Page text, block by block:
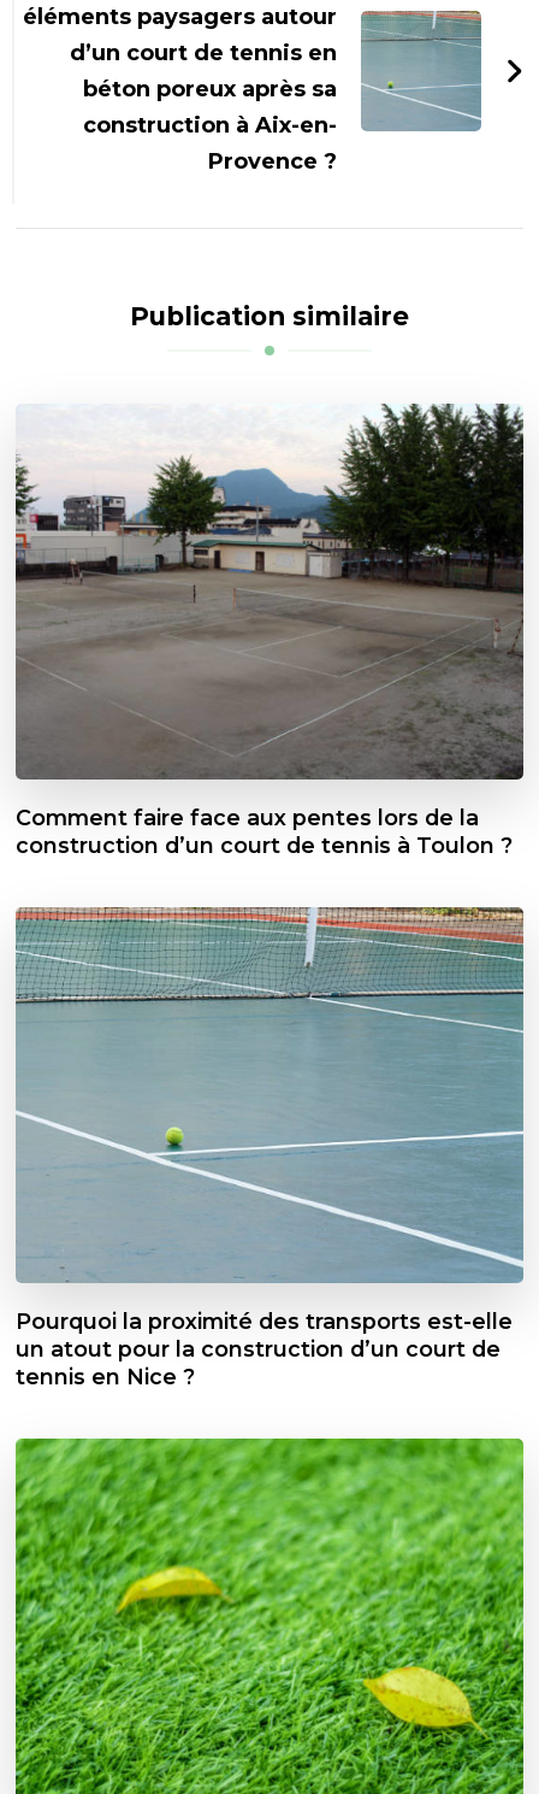
éléments paysagers autour
d’un court de tennis en
béton poreux après sa
construction à Aix-en-
Provence ?
Publication similaire
Comment faire face aux pentes lors de la
construction d’un court de tennis à Toulon ?
Pourquoi la proximité des transports est-elle
un atout pour la construction d’un court de
tennis en Nice ?